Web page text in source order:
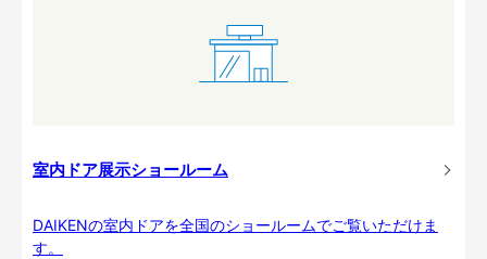
室内ドア展示ショールーム
DAIKENの室内ドアを全国のショールームでご覧いただけま
す。